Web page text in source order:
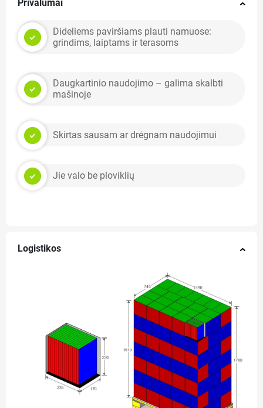
Privalumai
Dideliems paviršiams plauti namuose:
grindims, laiptams ir terasoms
Daugkartinio naudojimo – galima skalbti
mašinoje
Skirtas sausam ar drėgnam naudojimui
Jie valo be ploviklių
Logistikos